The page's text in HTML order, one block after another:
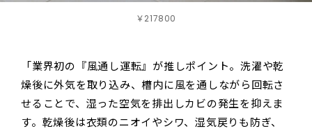
￥217800
「業界初の『風通し運転』が推しポイント。洗濯や乾
燥後に外気を取り込み、槽内に風を通しながら回転さ
せることで、湿った空気を排出しカビの発生を抑えま
す。乾燥後は衣類のニオイやシワ、湿気戻りも防ぎ、